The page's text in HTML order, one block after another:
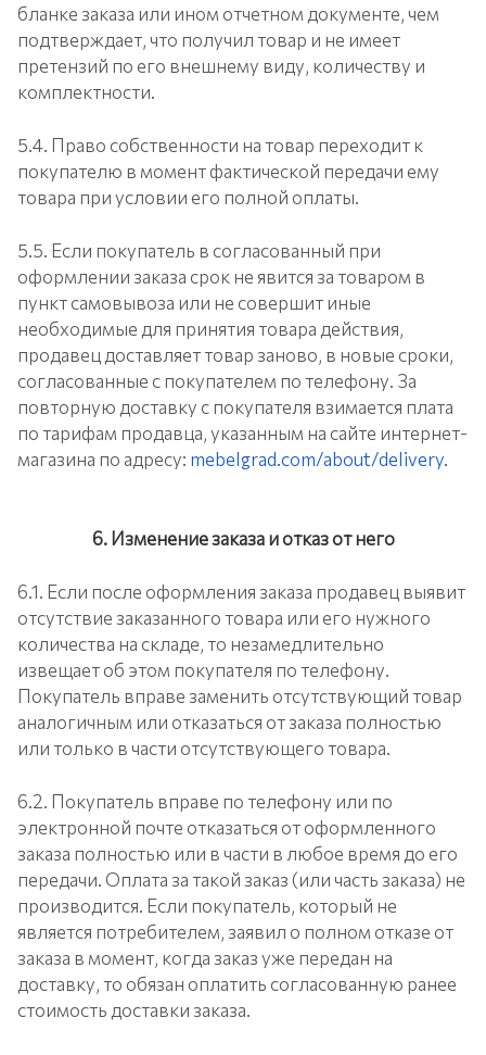
бланке заказа или ином отчетном документе, чем
подтверждает, что получил товар и не имеет
претензий по его внешнему виду, количеству и
комплектности.
5.4. Право собственности на товар переходит к
покупателю в момент фактической передачи ему
товара при условии его полной оплаты.
5.5. Если покупатель в согласованный при
оформлении заказа срок не явится за товаром в
пункт самовывоза или не совершит иные
необходимые для принятия товара действия,
продавец доставляет товар заново, в новые сроки,
согласованные с покупателем по телефону. За
повторную доставку с покупателя взимается плата
по тарифам продавца, указанным на сайте интернет-
магазина по адресу: mebelgrad.com/about/delivery.
6. Изменение заказа и отказ от него
6.1. Если после оформления заказа продавец выявит
отсутствие заказанного товара или его нужного
количества на складе, то незамедлительно
извещает об этом покупателя по телефону.
Покупатель вправе заменить отсутствующий товар
аналогичным или отказаться от заказа полностью
или только в части отсутствующего товара.
6.2. Покупатель вправе по телефону или по
электронной почте отказаться от оформленного
заказа полностью или в части в любое время до его
передачи. Оплата за такой заказ (или часть заказа) не
производится. Если покупатель, который не
является потребителем, заявил о полном отказе от
заказа в момент, когда заказ уже передан на
доставку, то обязан оплатить согласованную ранее
стоимость доставки заказа.